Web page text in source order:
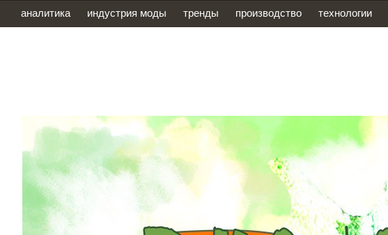
аналитика индустрия моды тренды производство технологии